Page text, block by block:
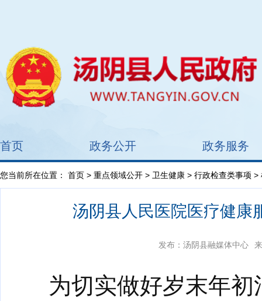
首页 政务公开 政务服务
您当前所在位置： 首页 > 重点领域公开 > 卫生健康 > 行政检查类事项 >
汤阴县人民医院医疗健康
发布：汤阴县融媒体中心
为切实做好岁末年